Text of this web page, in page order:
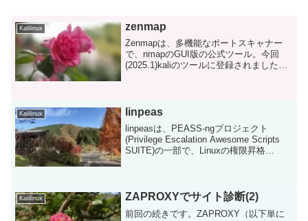
Kalilinux zenmap
Zenmapは、多機能なポートスキャナー
で、nmapのGUI版の公式ツール。今回
(2025.1)kaliのツールに登録されました。
Kalilinux linpeas
linpeasは、PEASS-ngプロジェクト
(Privilege Escalation Awesome Scripts
SUITE)の一部で、Linuxの権限昇格
Kalilinux ZAPROXYでサイト診断(2)
前回の続きです。ZAPROXY（以下単に